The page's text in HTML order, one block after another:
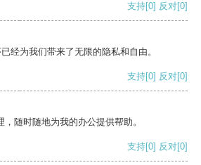
支持[0] 反对[0]
经为我们带来了无限的隐私和自由。
支持[0] 反对[0]
随时随地为我的办公提供帮助。
支持[0] 反对[0]